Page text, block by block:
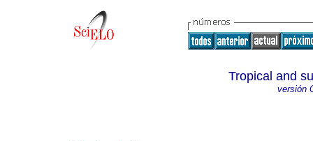
Tropical and
versión